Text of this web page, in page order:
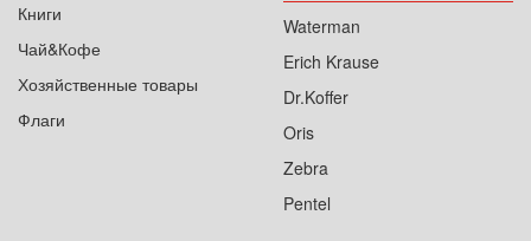
Книги
Чай&Кофе
Хозяйственные товары
Флаги
Waterman
Erich Krause
Dr.Koffer
Oris
Zebra
Pentel